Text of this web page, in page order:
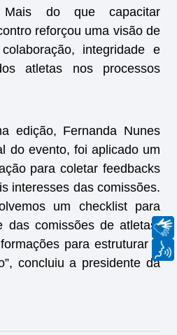
Mais do que capacitar
reforçou uma visão de
integridade e
atletas nos processos
edição, Fernanda Nunes
do evento, foi aplicado um
para coletar feedbacks
interesses das comissões.
um checklist para
das comissões de atletas.
para estruturar a
concluiu a presidente da